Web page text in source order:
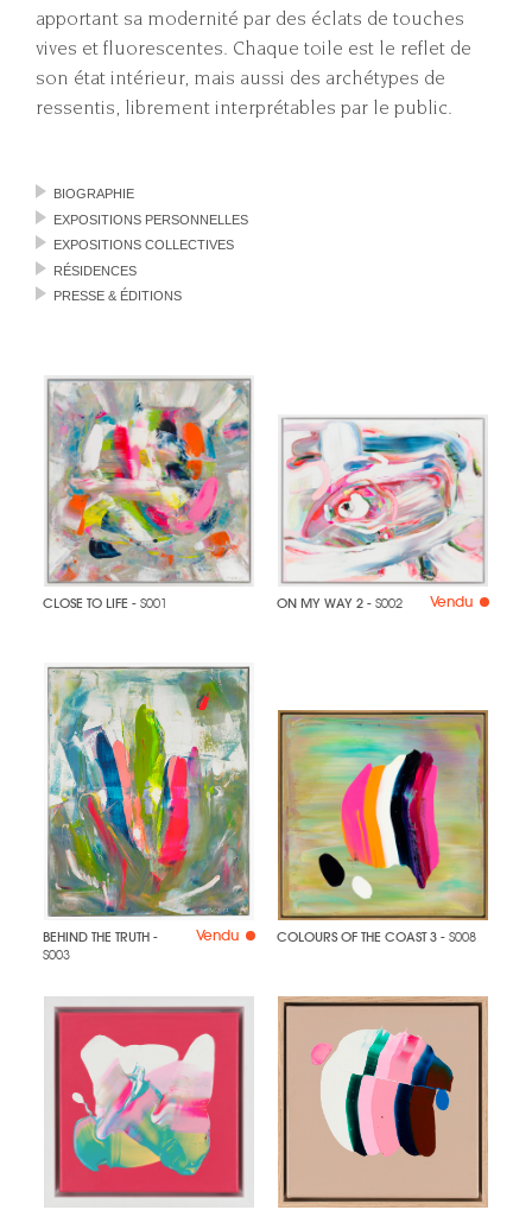
apportant sa modernité par des éclats de touches
vives et fluorescentes. Chaque toile est le reflet de
son état intérieur, mais aussi des archétypes de
ressentis, librement interprétables par le public.
BIOGRAPHIE
EXPOSITIONS PERSONNELLES
EXPOSITIONS COLLECTIVES
RÉSIDENCES
PRESSE & ÉDITIONS
CLOSE TO LIFE - S001 ON MY WAY 2 - S002 Vendu
BEHIND THE TRUTH -
S003
Vendu COLOURS OF THE COAST 3 - S008